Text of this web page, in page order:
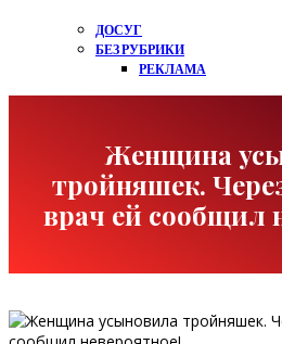
ДОСУГ
БЕЗ РУБРИКИ
РЕКЛАМА
Женщина
тройняшек.
врач ей сообщил